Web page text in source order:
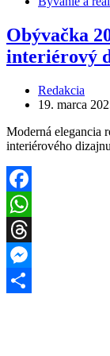
Obývačka
interiérový
Redakcia
19. marca
Moderná elegancia
interiérového
Facebook
WhatsApp
Threads
Messenger